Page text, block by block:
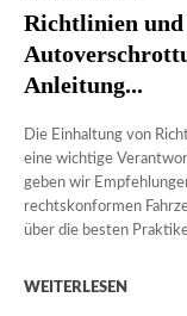
Richtlinien
Anleitung...
Die Einhaltung von
eine wichtige
geben wir
rechtskonformen
über die besten
WEITERLESEN